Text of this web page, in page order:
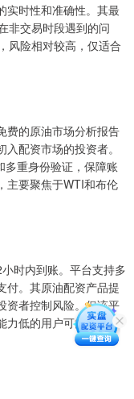
实时性和准确性。其最
非交易时段遇到的问
风险相对较高，仅适合
费的原油市场分析报告
配资市场的投资者。
多重身份验证，保障账
主要聚焦于WTI和布伦
时内到账。平台支持多
付。其原油配资产品提
资者控制风险。但该平
力低的用户可能无法通